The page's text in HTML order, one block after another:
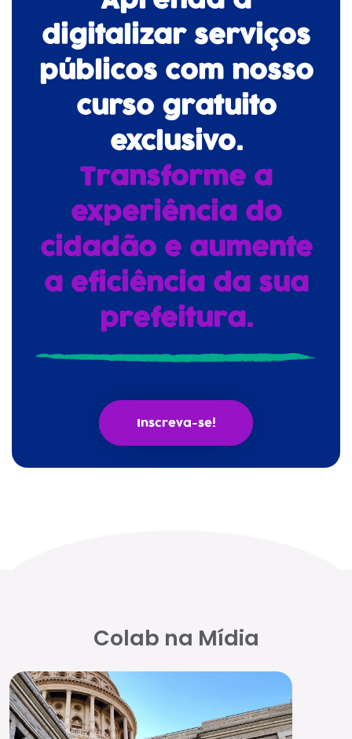
digitalizar serviços
públicos com nosso
curso gratuito
exclusivo.
Transforme a
experiência do
cidadão e aumente
a eficiência da sua
prefeitura.
Inscreva-se!
Colab na Mídia